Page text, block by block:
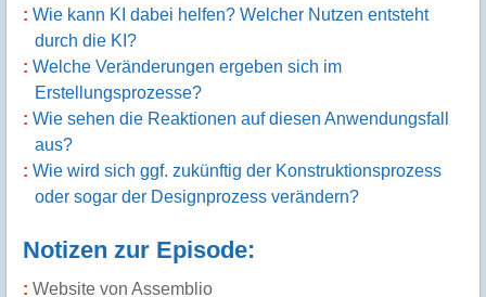
Wie kann KI dabei helfen? Welcher Nutzen entsteht
durch die KI?
Welche Veränderungen ergeben sich im
Erstellungsprozesse?
Wie sehen die Reaktionen auf diesen Anwendungsfall
aus?
Wie wird sich ggf. zukünftig der Konstruktionsprozess
oder sogar der Designprozess verändern?
Notizen zur Episode:
Website von Assemblio